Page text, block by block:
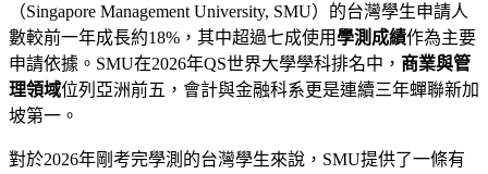
（Singapore Management University, SMU）的台灣學生申請人
數較前一年成長約18%，其中超過七成使用學測成績作為主要
申請依據。SMU在2026年QS世界大學學科排名中， 商業與管
理領域位列亞洲前五，會計與金融科系更是連續三年蟬聯新加
坡第一。
對於2026年剛考完學測的台灣學生來說，SMU提供了一條有